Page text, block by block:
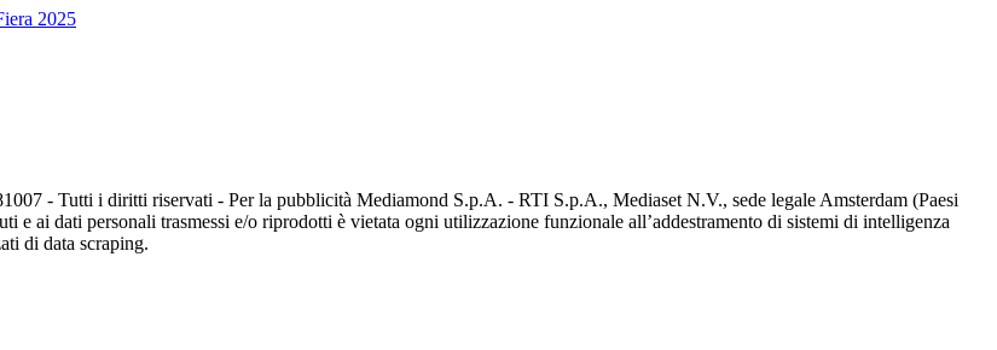
2025
- Tutti i diritti riservati - Per la pubblicità Mediamond S.p.A. - RTI S.p.A., Mediaset N.V., sede legale Amsterdam (Paesi
e ai dati personali trasmessi e/o riprodotti è vietata ogni utilizzazione funzionale all’addestramento di sistemi di intelligenza
di data scraping.